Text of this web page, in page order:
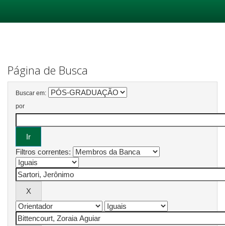
Página de Busca
Buscar em:
por
Filtros correntes: